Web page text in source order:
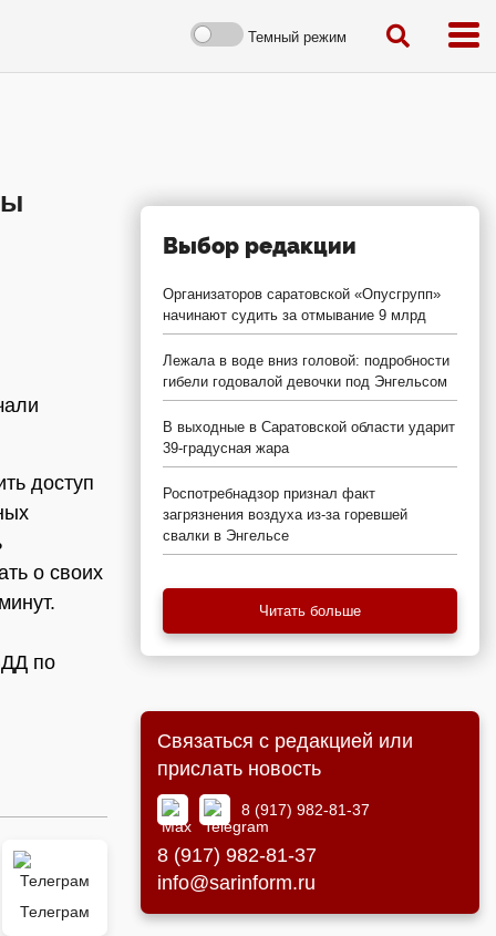
Темный режим
доступ
о своих
по
Телеграм
Выбор редакции
Организаторов саратовской «Опусгрупп»
начинают судить за отмывание 9 млрд
Лежала в воде вниз головой: подробности
гибели годовалой девочки под Энгельсом
В выходные в Саратовской области ударит
39-градусная жара
Роспотребнадзор признал факт
загрязнения воздуха из-за горевшей
свалки в Энгельсе
Читать больше
Связаться с редакцией или
прислать новость
8 (917) 982-81-37
8 (917) 982-81-37
info@sarinform.ru